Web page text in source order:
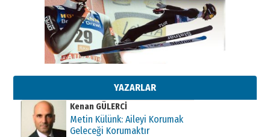
YAZARLAR
Kenan GÜLERCİ
Metin Külünk: Aileyi Korumak
11 Mayıs 2026 Pazartesi
Kenan GÜLERCİ
Metin Külünk: Aileyi Korumak
Geleceği Korumaktır